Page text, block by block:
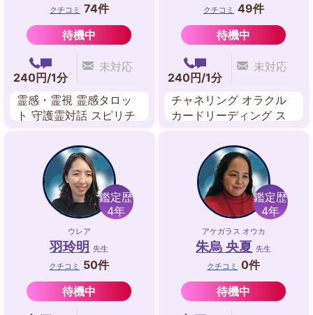
クチコミ 74件
待機中
240円/1分
未対応
霊感・霊視 霊感タロッ
ト 守護霊対話 スピリチ
動修正 ツインレイリー
ディング
クチコミ 49件
待機中
240円/1分
未対応
チャネリング オラクル
カードリーディング ス
グ 波動修正 遠隔ヒーリ
鑑定歴
4年
ウレア
羽玲明 先生
クチコミ
50件
待機中
鑑定歴
4年
アケガラス オウカ
朱烏 央夏 先生
クチコミ
0件
待機中